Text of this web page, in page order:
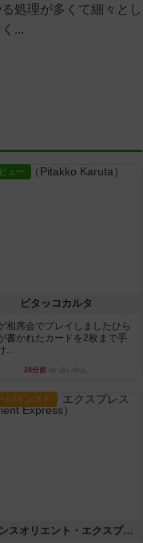
処理が多くて細々とし
...
ュー
ピタッコカルタ
相席会でプレイしましたひら
書かれたカードを2枚まで手
...
28分前 by みいやん
ル/インスト
トランスオリエント・エクスプレス